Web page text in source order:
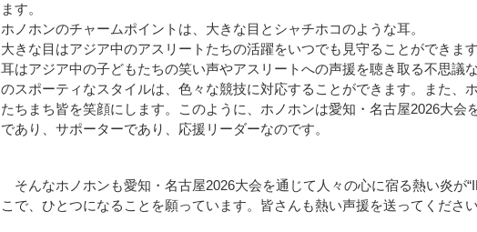
ます。
ホノホンのチャームポイントは、大きな目とシャチホコのような耳。
大きな目はアジア中のアスリートたちの活躍をいつでも見守ることができま
耳はアジア中の子どもたちの笑い声やアスリートへの声援を聴き取る不思議
のスポーティなスタイルは、色々な競技に対応することができます。また、
たちまち皆を笑顔にします。このように、ホノホンは愛知・名古屋2026大会
であり、サポーターであり、応援リーダーなのです。
そんなホノホンも愛知・名古屋2026大会を通じて人々の心に宿る熱い炎が
こで、ひとつになることを願っています。皆さんも熱い声援を送ってください